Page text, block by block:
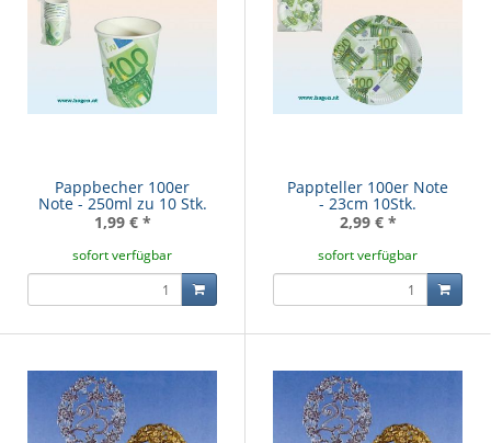
Pappbecher 100er
Note - 250ml zu 10 Stk.
1,99 € *
sofort verfügbar
Pappteller 100er Note
- 23cm 10Stk.
2,99 € *
sofort verfügbar